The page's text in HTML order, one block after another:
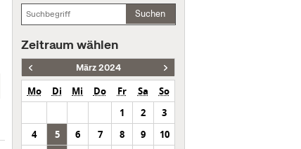
Suchen
Zeitraum wählen
März 2024
Mo Di Mi Do Fr Sa
So
1
2
3
4
5 6 7 8 9
10